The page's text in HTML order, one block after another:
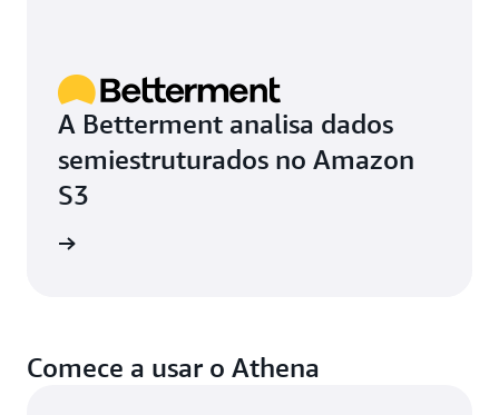
A Betterment analisa dados
semiestruturados no Amazon
S3
Comece a usar o Athena